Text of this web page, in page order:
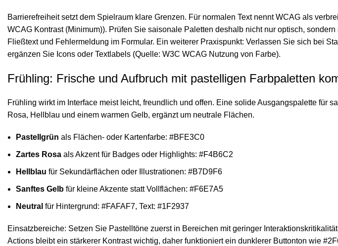
Barrierefreiheit setzt dem Spielraum klare Grenzen. Für normalen Text nennt WCAG als
WCAG Kontrast (Minimum)). Prüfen Sie saisonale Paletten deshalb nicht nur optisch,
Fließtext und Fehlermeldung im Formular. Ein weiterer Praxispunkt: Verlassen Sie sich bei
ergänzen Sie Icons oder Textlabels (Quelle: W3C WCAG Nutzung von Farbe).
Frühling: Frische und Aufbruch mit pastelligen Farbpaletten
Frühling wirkt im Interface meist leicht, freundlich und offen. Eine solide Ausgangspalette
Rosa, Hellblau und einem warmen Gelb, ergänzt um neutrale Flächen.
Pastellgrün als Flächen- oder Kartenfarbe: #BFE3C0
Zartes Rosa als Akzent für Badges oder Highlights: #F4B6C2
Hellblau für Sekundärflächen oder Illustrationen: #B7D9F6
Sanftes Gelb für kleine Akzente statt Vollflächen: #F6E7A5
Neutral für Hintergrund: #FAFAF7, Text: #1F2937
Einsatzbereiche: Setzen Sie Pastelltöne zuerst in Bereichen mit geringer
Actions bleibt ein stärkerer Kontrast wichtig, daher funktioniert ein dunklerer Buttonton wie